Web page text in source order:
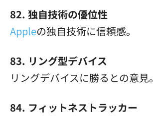
82. 独自技術の優位性
Appleの独自技術に信頼感。
83. リング型デバイス
リングデバイスに勝るとの意見。
84. フィットネストラッカー